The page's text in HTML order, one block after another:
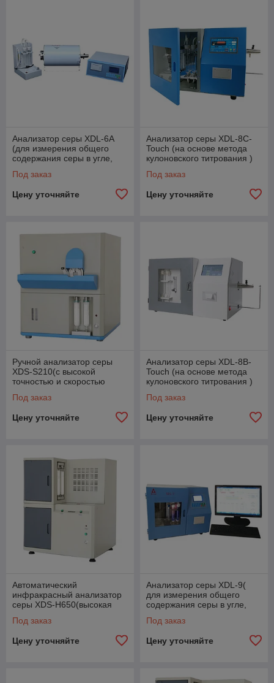
Анализатор серы XDL-6A
(для измерения общего
содержания серы в угле,
полезных ископаемых)
Под заказ
Цену уточняйте
Анализатор серы XDL-8C-
Touch (на основе метода
кулоновского титрования )
Под заказ
Цену уточняйте
Ручной анализатор серы
XDS-S210(с высокой
точностью и скоростью
серы в топливе)
Под заказ
Цену уточняйте
Анализатор серы XDL-8B-
Touch (на основе метода
кулоновского титрования )
Под заказ
Цену уточняйте
Автоматический
инфракрасный анализатор
серы XDS-H650(высокая
определять содержание
Под заказ
Цену уточняйте
Анализатор серы XDL-9(
для измерения общего
содержания серы в угле,
материалах)
Под заказ
Цену уточняйте